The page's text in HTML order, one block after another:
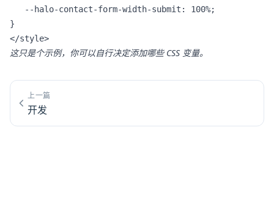
   --halo-contact-form-width-submit: 100%;
}
</style>
这只是个示例，你可以自行决定添加哪些 CSS 变量。
上一篇
开发